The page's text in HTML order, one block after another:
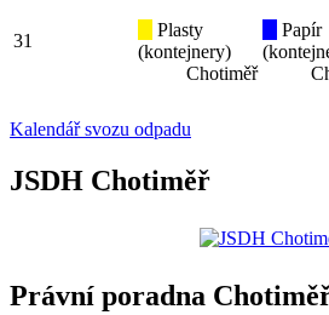
31
Plasty
(kontejnery)
Chotiměř
Papír
Kalendář svozu odpadu
JSDH Chotiměř
Právní poradna